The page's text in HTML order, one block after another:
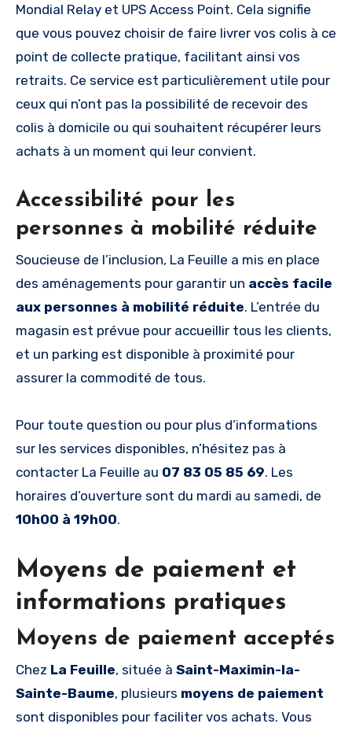
Mondial Relay et UPS Access Point. Cela signifie
que vous pouvez choisir de faire livrer vos colis à ce
point de collecte pratique, facilitant ainsi vos
retraits. Ce service est particulièrement utile pour
ceux qui n’ont pas la possibilité de recevoir des
colis à domicile ou qui souhaitent récupérer leurs
achats à un moment qui leur convient.
Accessibilité pour les
personnes à mobilité réduite
Soucieuse de l’inclusion, La Feuille a mis en place
des aménagements pour garantir un accès facile
aux personnes à mobilité réduite. L’entrée du
magasin est prévue pour accueillir tous les clients,
et un parking est disponible à proximité pour
assurer la commodité de tous.
Pour toute question ou pour plus d’informations
sur les services disponibles, n’hésitez pas à
contacter La Feuille au 07 83 05 85 69. Les
horaires d’ouverture sont du mardi au samedi, de
10h00 à 19h00.
Moyens de paiement et
informations pratiques
Moyens de paiement acceptés
Chez La Feuille, située à Saint-Maximin-la-
Sainte-Baume, plusieurs moyens de paiement
sont disponibles pour faciliter vos achats. Vous